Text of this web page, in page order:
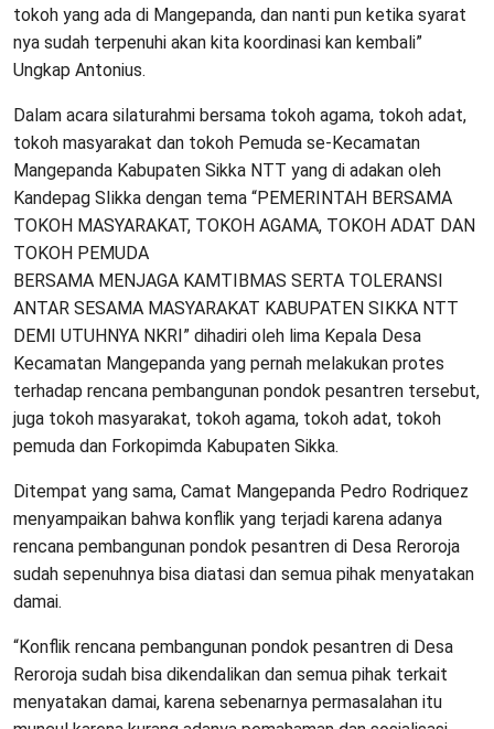
tokoh yang ada di Mangepanda, dan nanti pun ketika syarat
nya sudah terpenuhi akan kita koordinasi kan kembali”
Ungkap Antonius.
Dalam acara silaturahmi bersama tokoh agama, tokoh adat,
tokoh masyarakat dan tokoh Pemuda se-Kecamatan
Mangepanda Kabupaten Sikka NTT yang di adakan oleh
Kandepag SIikka dengan tema “PEMERINTAH BERSAMA
TOKOH MASYARAKAT, TOKOH AGAMA, TOKOH ADAT DAN
TOKOH PEMUDA
BERSAMA MENJAGA KAMTIBMAS SERTA TOLERANSI
ANTAR SESAMA MASYARAKAT KABUPATEN SIKKA NTT
DEMI UTUHNYA NKRI” dihadiri oleh lima Kepala Desa
Kecamatan Mangepanda yang pernah melakukan protes
terhadap rencana pembangunan pondok pesantren tersebut,
juga tokoh masyarakat, tokoh agama, tokoh adat, tokoh
pemuda dan Forkopimda Kabupaten Sikka.
Ditempat yang sama, Camat Mangepanda Pedro Rodriquez
menyampaikan bahwa konflik yang terjadi karena adanya
rencana pembangunan pondok pesantren di Desa Reroroja
sudah sepenuhnya bisa diatasi dan semua pihak menyatakan
damai.
“Konflik rencana pembangunan pondok pesantren di Desa
Reroroja sudah bisa dikendalikan dan semua pihak terkait
menyatakan damai, karena sebenarnya permasalahan itu